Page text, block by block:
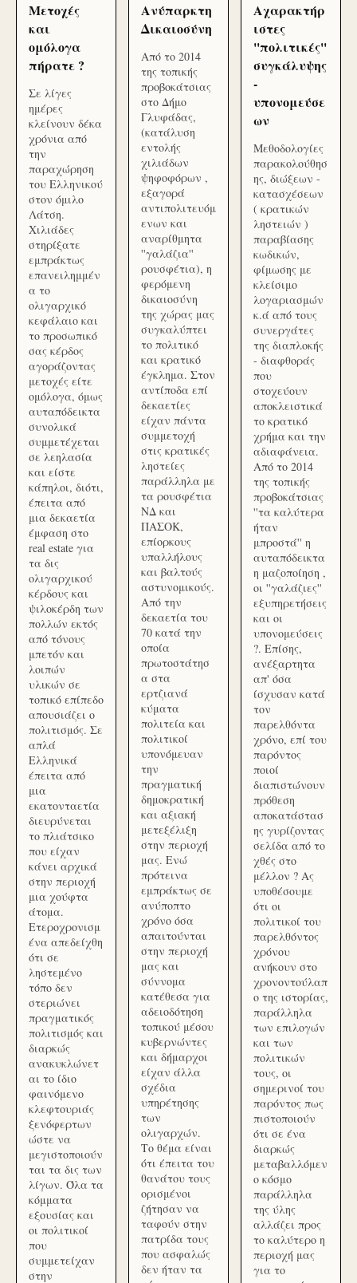
Μετοχές
και
ομόλογα
πήρατε ?
Σε λίγες
ημέρες
κλείνουν δέκα
χρόνια από
την
παραχώρηση
του Ελληνικού
στον όμιλο
Λάτση.
Χιλιάδες
στηρίξατε
εμπράκτως
επανειλημμέν
α το
ολιγαρχικό
κεφάλαιο και
το προσωπικό
σας κέρδος
αγοράζοντας
μετοχές είτε
ομόλογα, όμως
αυταπόδεικτα
συνολικά
συμμετέχεται
σε λεηλασία
και είστε
κάπηλοι, διότι,
έπειτα από
μια δεκαετία
έμφαση στο
real estate για
τα δις
ολιγαρχικού
κέρδους και
ψιλοκέρδη των
πολλών εκτός
από τόνους
μπετόν και
λοιπών
υλικών σε
τοπικό επίπεδο
απουσιάζει ο
πολιτισμός. Σε
απλά
Ελληνικά
έπειτα από
μια
εκατονταετία
διευρύνεται
το πλιάτσικο
που είχαν
κάνει αρχικά
στην περιοχή
μια χούφτα
άτομα.
Ετεροχρονισμ
ένα απεδείχθη
ότι σε
ληστεμένο
τόπο δεν
στεριώνει
πραγματικός
πολιτισμός και
διαρκώς
ανακυκλώνετ
αι το ίδιο
φαινόμενο
κλεφτουριάς
ξενόφερτων
ώστε να
μεγιστοποιούν
ται τα δις των
λίγων. Όλα τα
κόμματα
εξουσίας και
οι πολιτικοί
που
συμμετείχαν
στην
Ανύπαρκτη
Δικαιοσύνη
Από το 2014
της τοπικής
προβοκάτσιας
στο Δήμο
Γλυφάδας,
(κατάλυση
εντολής
χιλιάδων
ψηφοφόρων ,
εξαγορά
αντιπολιτευόμ
ενων και
αναρίθμητα
''γαλάζια''
ρουσφέτια), η
φερόμενη
δικαιοσύνη
της χώρας μας
συγκαλύπτει
το πολιτικό
και κρατικό
έγκλημα. Στον
αντίποδα επί
δεκαετίες
είχαν πάντα
συμμετοχή
στις κρατικές
ληστείες
παράλληλα με
τα ρουσφέτια
ΝΔ και
ΠΑΣΟΚ,
επίορκους
υπαλλήλους
και βαλτούς
αστυνομικούς.
Από την
δεκαετία του
70 κατά την
οποία
πρωτοστάτησ
α στα
ερτζιανά
κύματα
πολιτεία και
πολιτικοί
υπονόμευαν
την
πραγματική
δημοκρατική
και αξιακή
μετεξέλιξη
στην περιοχή
μας. Ενώ
πρότεινα
εμπράκτως σε
ανύποπτο
χρόνο όσα
απαιτούνται
στην περιοχή
μας και
σύννομα
κατέθεσα για
αδειοδότηση
τοπικού μέσου
κυβερνώντες
και δήμαρχοι
είχαν άλλα
σχέδια
υπηρέτησης
των
ολιγαρχών.
Το θέμα είναι
ότι έπειτα του
θανάτου τους
ορισμένοι
ζήτησαν να
ταφούν στην
πατρίδα τους
που ασφαλώς
δεν ήταν τα
Αχαρακτήρ
ιστες
''πολιτικές''
συγκάλυψης
-
υπονομεύσε
ων
Μεθοδολογίες
παρακολούθησ
ης, διώξεων -
κατασχέσεων
( κρατικών
ληστειών )
παραβίασης
κωδικών,
φίμωσης με
κλείσιμο
λογαριασμών
κ.ά από τους
συνεργάτες
της διαπλοκής
- διαφθοράς
που
στοχεύουν
αποκλειστικά
το κρατικό
χρήμα και την
αδιαφάνεια.
Από το 2014
της τοπικής
προβοκάτσιας
''τα καλύτερα
ήταν
μπροστά'' η
αυταπόδεικτα
η μαζοποίηση ,
οι ''γαλάζιες''
εξυπηρετήσεις
και οι
υπονομεύσεις
?. Επίσης,
ανέξαρτητα
απ' όσα
ίσχυσαν κατά
τον
παρελθόντα
χρόνο, επί του
παρόντος
ποιοί
διαπιστώνουν
πρόθεση
αποκατάστασ
ης γυρίζοντας
σελίδα από το
χθές στο
μέλλον ? Ας
υποθέσουμε
ότι οι
πολιτικοί του
παρελθόντος
χρόνου
ανήκουν στο
χρονοντούλαπ
ο της ιστορίας,
παράλληλα
των επιλογών
και των
πολιτικών
τους, οι
σημερινοί του
παρόντος πως
πιστοποιούν
ότι σε ένα
διαρκώς
μεταβαλλόμεν
ο κόσμο
παράλληλα
της ύλης
αλλάζει προς
το καλύτερο η
περιοχή μας
για το